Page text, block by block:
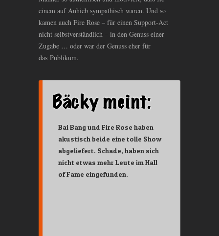
einem auf Anhieb sympathisch waren. Und so
kamen auch Fire Rose – für einen Support-Act
nicht selbstverständlich – in den Genuss einer
Zugabe … oder war der Genuss eher für
das Publikum.
Bai Bang und Fire Rose haben
akustisch beide eine tolle Show
abgeliefert. Schade, haben sich
nicht etwas mehr Leute im Hall
of Fame eingefunden.